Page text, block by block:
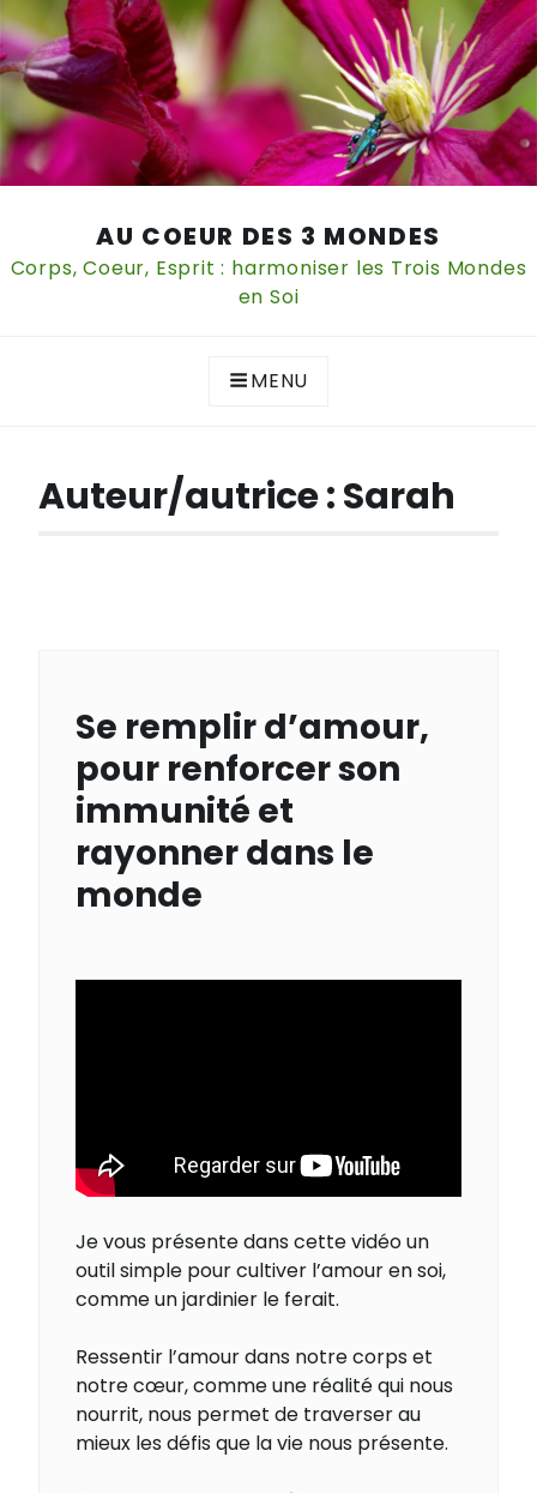
content
AU COEUR DES 3 MONDES
Corps, Coeur, Esprit : harmoniser les Trois Mondes
en Soi
MENU
Auteur/autrice :Sarah
Se remplir d’amour,
pour renforcer son
immunité et
rayonner dans le
monde
Je vous présente dans cette vidéo un
outil simple pour cultiver l’amour en soi,
comme un jardinier le ferait.
Ressentir l’amour dans notre corps et
notre cœur, comme une réalité qui nous
nourrit, nous permet de traverser au
mieux les défis que la vie nous présente.